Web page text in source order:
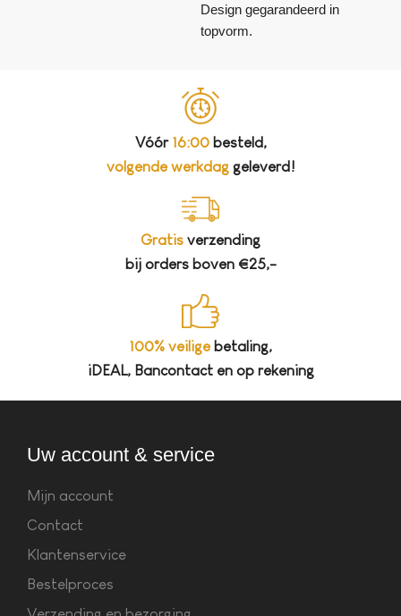
Design gegarandeerd in
topvorm.
Vóór 16:00besteld,
volgende werkdaggeleverd!
Gratis verzending
bij orders boven €25,-
100% veiligebetaling,
iDEAL, Bancontact en op rekening
Uw account & service
Mijn account
Contact
Klantenservice
Bestelproces